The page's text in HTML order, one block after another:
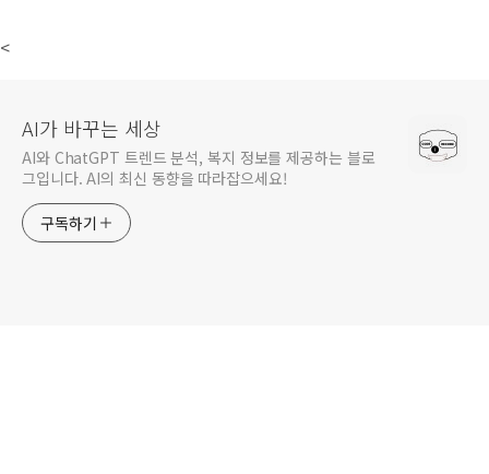
<
AI가 바꾸는 세상
AI와 ChatGPT 트렌드 분석, 복지 정보를 제공하는 블로
그입니다. AI의 최신 동향을 따라잡으세요!
구독하기